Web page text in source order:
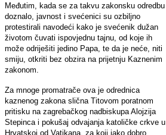
Međutim, kada se za takvu zakonsku odredbu
doznalo, javnost i svećenici su ozbiljno
protestirali navodeći kako je svećenik dužan
životom čuvati ispovjednu tajnu, od koje ih
može odriješiti jedino Papa, te da je neće, niti
smiju, otkriti bez obzira na prijetnju Kaznenim
zakonom.
Za mnoge promatrače ova je odrednica
kaznenog zakona slična Titovom poratnom
pritisku na zagrebačkog nadbiskupa Alojzija
Stepinca i pokušaj odvajanja katoličke crkve u
Hrvatskoj od Vatikana, za koji jako dobro